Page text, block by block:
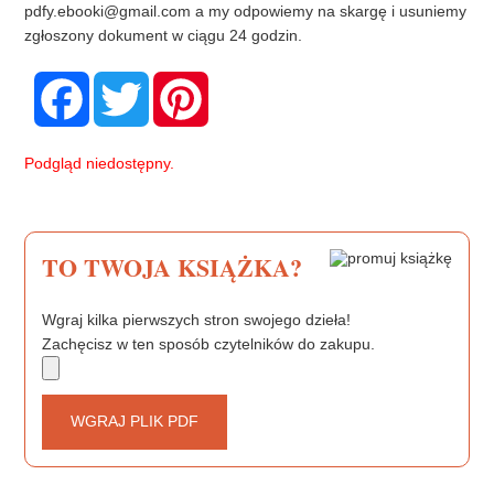
pdfy.ebooki@gmail.com a my odpowiemy na skargę i usuniemy
zgłoszony dokument w ciągu 24 godzin.
F
o
T
w
e
Podgląd niedostępny.
TO TWOJA KSIĄŻKA?
Wgraj kilka pierwszych stron swojego dzieła!
Zachęcisz w ten sposób czytelników do zakupu.
WGRAJ PLIK PDF